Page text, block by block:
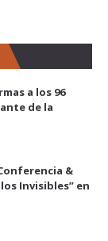
a los 96
de la
&
Invisibles” en